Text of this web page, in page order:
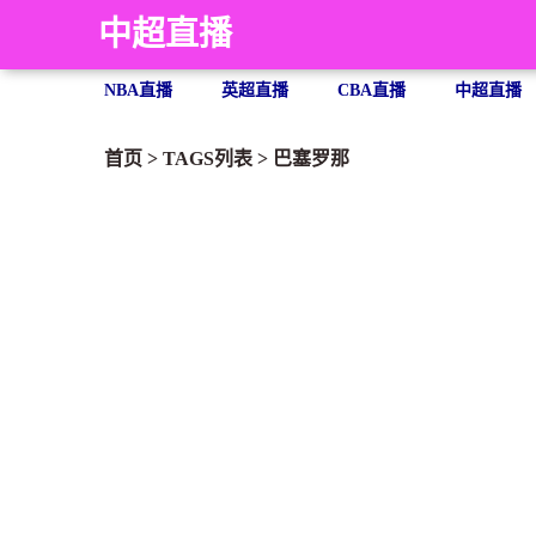
中超直播
NBA直播 英超直播 CBA直播 中超直播
首页 > TAGS列表 > 巴塞罗那